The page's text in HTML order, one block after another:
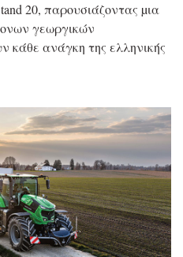
20, παρουσιάζοντας µια
γεωργικών
κάθε ανάγκη της ελληνικής